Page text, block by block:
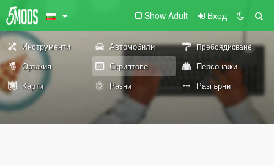
Show Adult Вход
Инструменти Автомобили Пребоядисване
Оръжия Скриптове
Персонажи
Карти
Разни Разгърни